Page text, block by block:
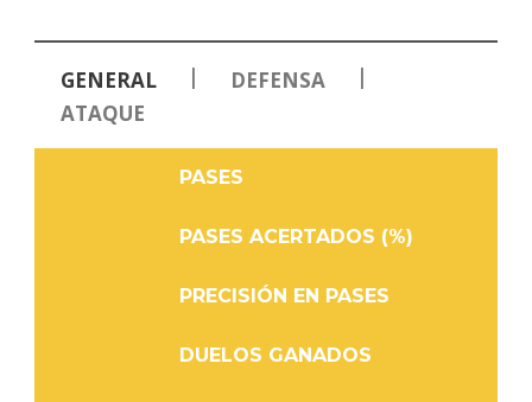
GENERAL | DEFENSA
|
ATAQUE
PASES
PASES ACERTADOS (%)
PRECISIÓN EN PASES
DUELOS GANADOS